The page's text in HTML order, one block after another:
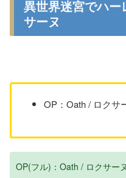
異世界迷宮でハ
サーヌ
OP：Oath / ロクサ
OP(フル)：Oath / ロクサーヌ